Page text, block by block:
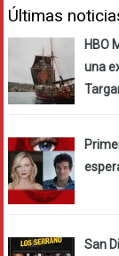
Últimas
HBO
una
San